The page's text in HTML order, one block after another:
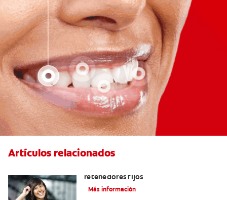
Artículos relacionados
retenedores fijos
Más información